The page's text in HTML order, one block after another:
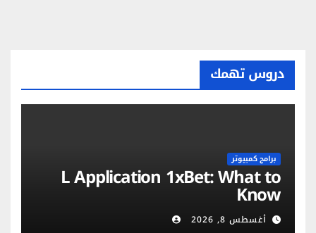
دروس تهمك
برامج كمبيوتر
L Application 1xBet: What to
Know
أغسطس 8, 2026